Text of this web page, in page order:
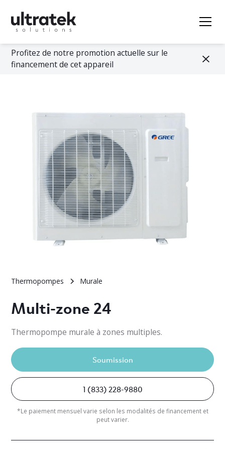
Profitez de notre promotion actuelle sur le
financement de cet appareil
Thermopompes Murale
Multi-zone 24
Thermopompe murale à zones multiples.
Soumission
1 (833) 228-9880
*Le paiement mensuel varie selon les modalités de financement et
peut varier.